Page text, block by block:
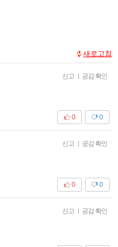
새로고침
신고 | 공감 확인
0
0
신고 | 공감 확인
0
0
신고 | 공감 확인